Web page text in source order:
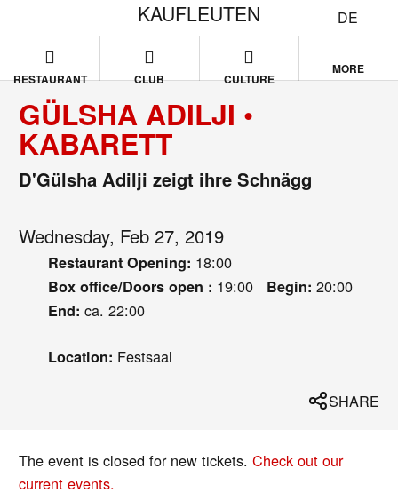
DE
KAUFLEUTEN
RESTAURANT CLUB CULTURE
MORE
GÜLSHA ADILJI •
KABARETT
D'Gülsha Adilji zeigt ihre Schnägg
Wednesday, Feb 27, 2019
Restaurant Opening: 18:00
Box office/Doors open : 19:00 Begin: 20:00
End: ca. 22:00
Location: Festsaal
SHARE
The event is closed for new tickets.Check out our
current events.